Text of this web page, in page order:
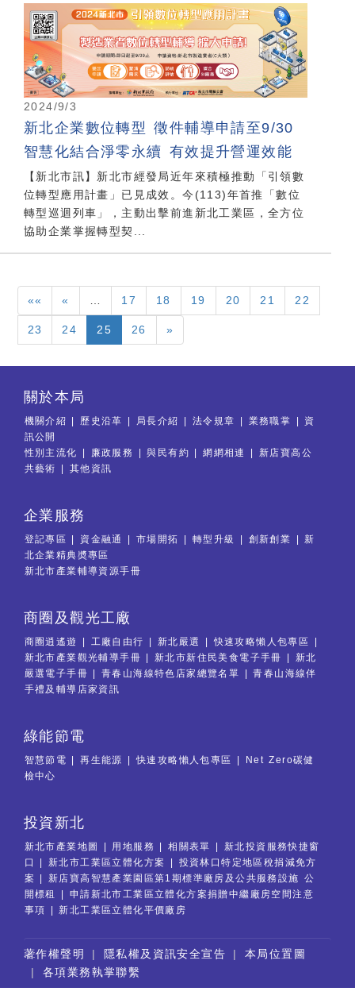
2024/9/3
新北企業數位轉型 徵件輔導申請至9/30
智慧化結合淨零永續 有效提升營運效能
【新北市訊】新北市經發局近年來積極推動「引領數
位轉型應用計畫」已見成效。今(113)年首推「數位
轉型巡迴列車」，主動出擊前進新北工業區，全方位
協助企業掌握轉型契...
«« « 17 18 19 20 21 22
23 24 25 26 »
關於本局
機關介紹 歷史沿革 局長介紹 法令規章 業務職掌
資
訊公開
性別主流化
廉政服務 與民有約 網網相連
新店寶高公
共藝術
其他資訊
企業服務
登記專區 資金融通 市場開拓 轉型升級 創新創業
新
北企業精典奬專區
新北市產業輔導資源手冊
商圈及觀光工廠
商圈逍遙遊 工廠自由行 新北嚴選
快速攻略懶人包專區
新北市產業觀光輔導手冊
新北市新住民美食電子手冊
新北
嚴選電子手冊
青春山海線特色店家總覽名單
青春山海線伴
手禮及輔導店家資訊
綠能節電
智慧節電 再生能源 快速攻略懶人包專區
Net Zero碳健
檢中心
投資新北
新北市產業地圖 用地服務 相關表單
新北投資服務快捷窗
口
新北市工業區立體化方案
投資林口特定地區稅捐減免方
案
新店寶高智慧產業園區第1期標準廠房及公共服務設施 公
開標租
申請新北市工業區立體化方案捐贈中繼廠房空間注意
事項
新北工業區立體化平價廠房
:::
著作權聲明 隱私權及資訊安全宣告
本局位置圖
各項業務執掌聯繫